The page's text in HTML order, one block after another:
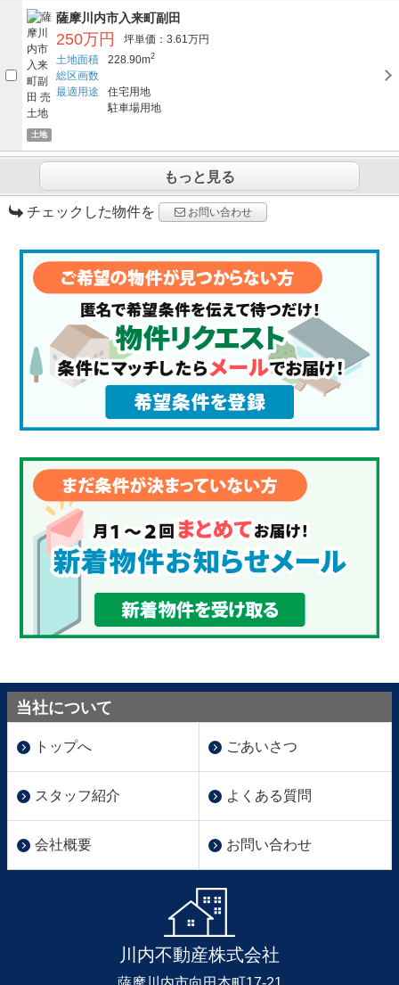
土地
薩摩川内市入来町副田
250万円
坪単価：3.61万円
土地面積
228.90m2
総区画数
最適用途
住宅用地
駐車場用地
もっと見る
チェックした物件を お問い合わせ
当社について
トップへ ごあいさつ
スタッフ紹介 よくある質問
会社概要 お問い合わせ
川内不動産株式会社